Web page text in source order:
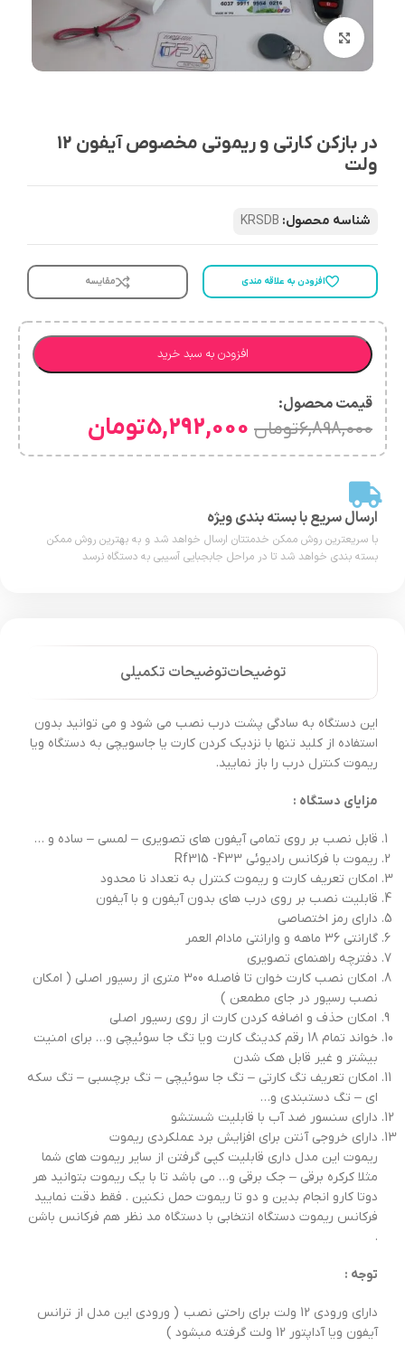
بزرگنمایی تصویر
در بازکن کارتی و ریموتی مخصوص آیفون 12
ولت
شناسه محصول: KRSDB
افزودن به علاقه مندی مقایسه
افزودن به سبد خرید
قیمت محصول:​
6,898,000تومان 5,292,000تومان
ارسال سریع با بسته بندی ویژه
با سریعترین روش ممکن خدمتتان ارسال خواهد شد و به بهترین روش ممکن
بسته بندی خواهد شد تا در مراحل جابجبایی آسیبی به دستگاه نرسد
توضیحاتتوضیحات تکمیلی
این دستگاه به سادگی پشت درب نصب می شود و می توانید بدون
استفاده از کلید تنها با نزدیک کردن کارت یا جاسویچی به دستگاه ویا
ریموت کنترل درب را باز نمایید.
مزایای دستگاه :
قابل نصب بر روی تمامی آیفون های تصویری – لمسی – ساده و …
ریموت با فرکانس رادیوئی Rf315 -433
امکان تعریف کارت و ریموت کنترل به تعداد نا محدود
قابلیت نصب بر روی درب های بدون آیفون و با آیفون
دارای رمز اختصاصی
گارانتی 36 ماهه و وارانتی مادام العمر
دفترچه راهنمای تصویری
امکان نصب کارت خوان تا فاصله 300 متری از رسیور اصلی ( امکان
نصب رسیور در جای مطمعن )
امکان حذف و اضافه کردن کارت از روی رسیور اصلی
خواند تمام 18 رقم کدینگ کارت ویا تگ جا سوئیچی و… برای امنیت
بیشتر و غیر قابل هک شدن
امکان تعریف تگ کارتی – تگ جا سوئیچی – تگ برچسبی – تگ سکه
ای – تگ دستبندی و…
دارای سنسور ضد آب با قابلیت شستشو
دارای خروجی آنتن برای افزایش برد عملکردی ریموت
ریموت این مدل داری قابلیت کپی گرفتن از سایر ریموت های شما
مثلا کرکره برقی – جک برقی و… می باشد تا با یک ریموت بتوانید هر
دوتا کارو انجام بدین و دو تا ریموت حمل نکنین . فقط دقت نمایید
فرکانس ریموت دستگاه انتخابی با دستگاه مد نظر هم فرکانس باشن
.
توجه :
دارای ورودی 12 ولت برای راحتی نصب ( ورودی این مدل از ترانس
آیفون ویا آداپتور 12 ولت گرفته مبشود )